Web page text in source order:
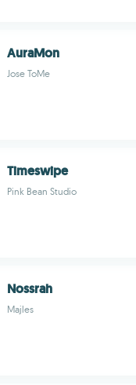
AuraMon
Jose ToMe
Timeswipe
Pink Bean Studio
Nossrah
Majles